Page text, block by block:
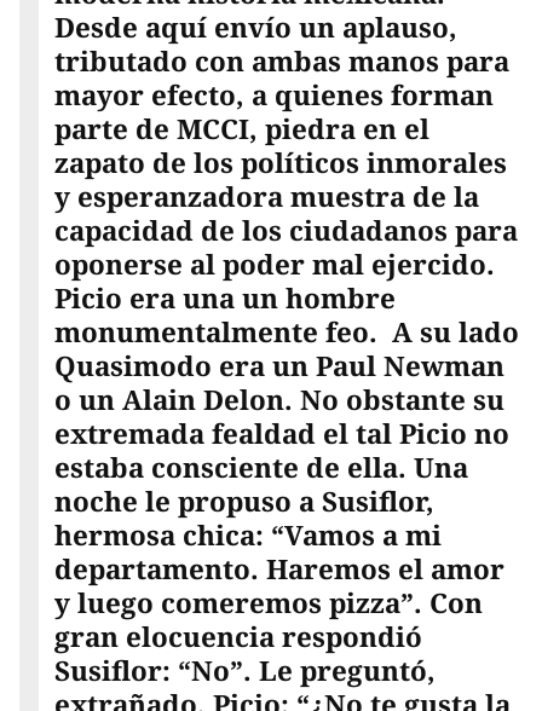
Desde aquí envío un aplauso,
tributado con ambas manos para
mayor efecto, a quienes forman
parte de MCCI, piedra en el
zapato de los políticos inmorales
y esperanzadora muestra de la
capacidad de los ciudadanos para
oponerse al poder mal ejercido.
Picio era una un hombre
monumentalmente feo. A su lado
Quasimodo era un Paul Newman
o un Alain Delon. No obstante su
extremada fealdad el tal Picio no
estaba consciente de ella. Una
noche le propuso a Susiflor,
hermosa chica: “Vamos a mi
departamento. Haremos el amor
y luego comeremos pizza”. Con
gran elocuencia respondió
Susiflor: “No”. Le preguntó,